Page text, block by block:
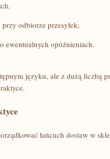
odbiorze przesyłek,
ewentualnych opóźnieniach.
języku, ale z dużą liczbą
łańcuch dostaw w